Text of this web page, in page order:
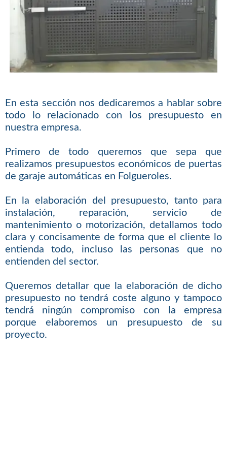
En esta sección nos dedicaremos a hablar sobre
todo lo relacionado con los presupuesto en
nuestra empresa.
Primero de todo queremos que sepa que
realizamos presupuestos económicos de puertas
de garaje automáticas en Folgueroles.
En la elaboración del presupuesto, tanto para
instalación, reparación, servicio de
mantenimiento o motorización, detallamos todo
clara y concisamente de forma que el cliente lo
entienda todo, incluso las personas que no
entienden del sector.
Queremos detallar que la elaboración de dicho
presupuesto no tendrá coste alguno y tampoco
tendrá ningún compromiso con la empresa
porque elaboremos un presupuesto de su
proyecto.